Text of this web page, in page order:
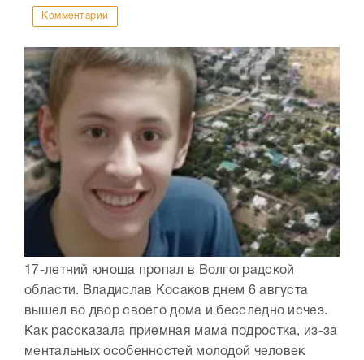
Комментарии
17-летний юноша пропал в Волгоградской
области. Владислав Косаков днем 6 августа
вышел во двор своего дома и бесследно исчез.
Как рассказала приемная мама подростка, из-за
ментальных особенностей молодой человек